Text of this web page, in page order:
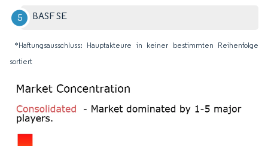
BASF SE
*Haftungsausschluss: Hauptakteure in keiner bestimmten Reihenfolge
sortiert